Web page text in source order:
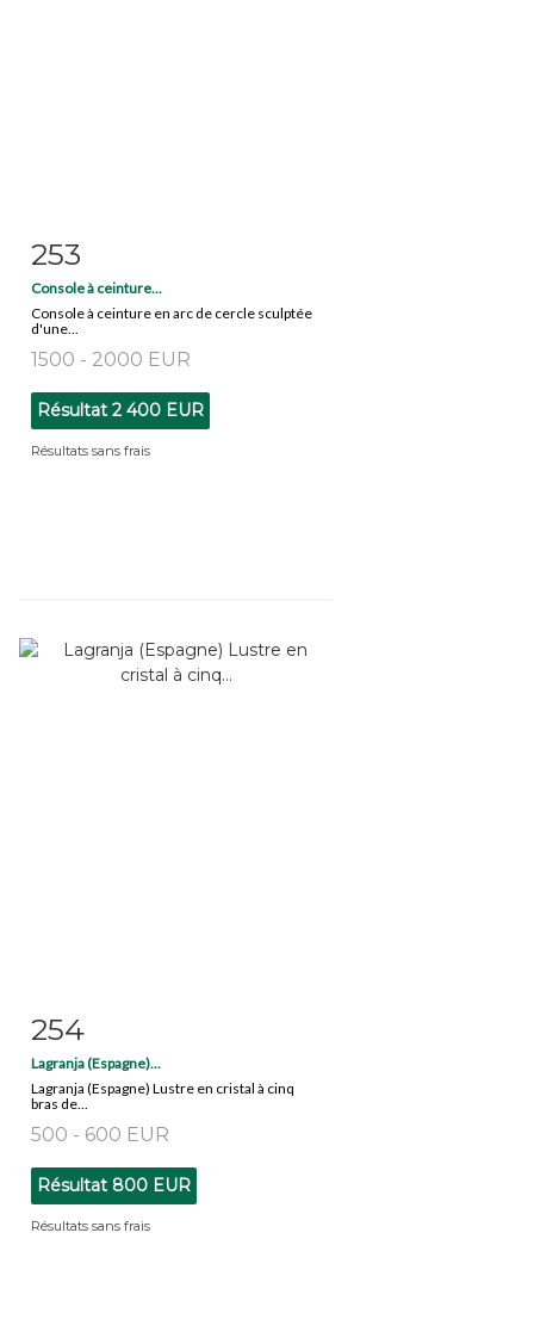
Fiche détaillée
253
Console à ceinture...
Console à ceinture en arc de cercle sculptée
d'une...
1500 - 2000 EUR
Résultat 2 400 EUR
Résultats sans frais
Fiche détaillée
254
Lagranja (Espagne)...
Lagranja (Espagne) Lustre en cristal à cinq
bras de...
500 - 600 EUR
Résultat 800 EUR
Résultats sans frais